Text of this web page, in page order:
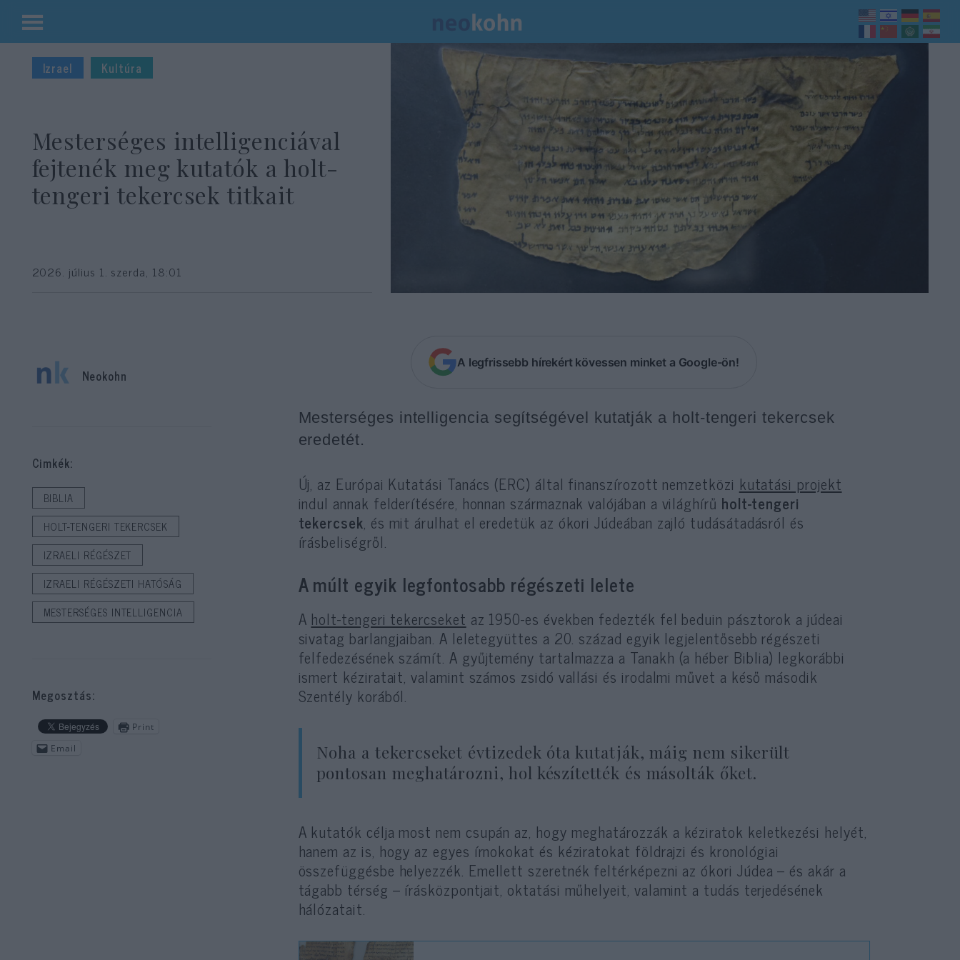
Kilépés
tartalomba
Izrael Kultúra
Mesterséges intelligenciával
fejtenék meg kutatók a holt-
tengeri tekercsek titkait
2026. július 1. szerda, 18:01
A legfrissebb hírekért kövessen minket a Google-ön!
Mesterséges intelligencia segítségével kutatják a holt-tengeri tekercsek
eredetét.
Új, az Európai Kutatási Tanács (ERC) által finanszírozott nemzetközi kutatási projekt
indul annak felderítésére, honnan származnak valójában a világhírű holt-tengeri
tekercsek, és mit árulhat el eredetük az ókori Júdeában zajló tudásátadásról és
írásbeliségről.
A múlt egyik legfontosabb régészeti lelete
A holt-tengeri tekercseket az 1950-es években fedezték fel beduin pásztorok a júdeai
sivatag barlangjaiban. A leletegyüttes a 20. század egyik legjelentősebb régészeti
felfedezésének számít. A gyűjtemény tartalmazza a Tanakh (a héber Biblia) legkorábbi
ismert kéziratait, valamint számos zsidó vallási és irodalmi művet a késő második
Szentély korából.
Noha a tekercseket évtizedek óta kutatják, máig nem sikerült
pontosan meghatározni, hol készítették és másolták őket.
A kutatók célja most nem csupán az, hogy meghatározzák a kéziratok keletkezési helyét,
hanem az is, hogy az egyes írnokokat és kéziratokat földrajzi és kronológiai
összefüggésbe helyezzék. Emellett szeretnék feltérképezni az ókori Júdea – és akár a
tágabb térség – írásközpontjait, oktatási műhelyeit, valamint a tudás terjedésének
hálózatait.
Neokohn
Cimkék:
BIBLIA
HOLT-TENGERI TEKERCSEK
IZRAELI RÉGÉSZET
IZRAELI RÉGÉSZETI HATÓSÁG
MESTERSÉGES INTELLIGENCIA
Megosztás:
Print
Email